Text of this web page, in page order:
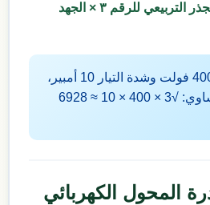
قدرة المحول = الجذر التربيعي للرقم ٣ × الجهد
مثال: إذا كان الجهد 400 فولت وشدة التيار 10 أمبير،
فإن قدرة المحول تساوي: √3 × 400 × 10 ≈ 6928
المحول الكهربائي